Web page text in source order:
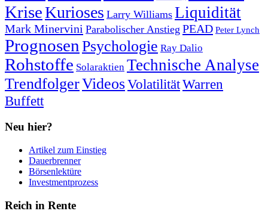
KriseKurioses Larry Williams Liquidität
Mark Minervini Parabolischer Anstieg PEAD Peter Lynch
PrognosenPsychologie Ray Dalio
Rohstoffe Solaraktien Technische Analyse
TrendfolgerVideosVolatilitätWarren
Buffett
Neu hier?
Artikel zum Einstieg
Dauerbrenner
Börsenlektüre
Investmentprozess
Reich in Rente